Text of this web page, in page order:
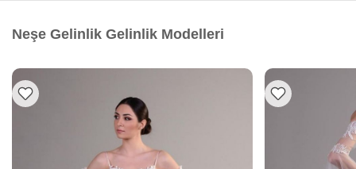
Neşe Gelinlik Gelinlik Modelleri